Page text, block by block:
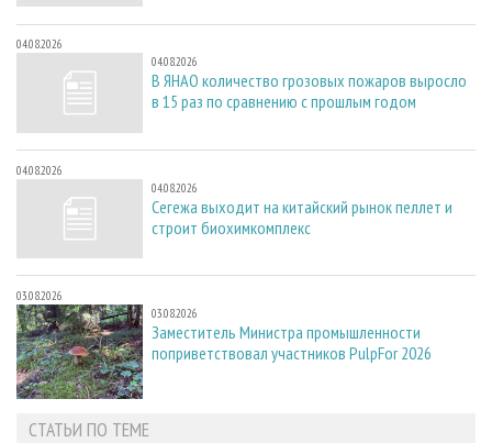
04.08.2026
04.08.2026
В ЯНАО количество грозовых пожаров выросло
в 15 раз по сравнению с прошлым годом
04.08.2026
04.08.2026
Сегежа выходит на китайский рынок пеллет и
строит биохимкомплекс
03.08.2026
03.08.2026
Заместитель Министра промышленности
поприветствовал участников PulpFor 2026
СТАТЬИ ПО ТЕМЕ